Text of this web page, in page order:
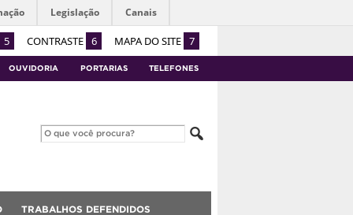
5 CONTRASTE 6 MAPA DO SITE 7
Legislação Canais
OUVIDORIA PORTARIAS TELEFONES
TRABALHOS DEFENDIDOS